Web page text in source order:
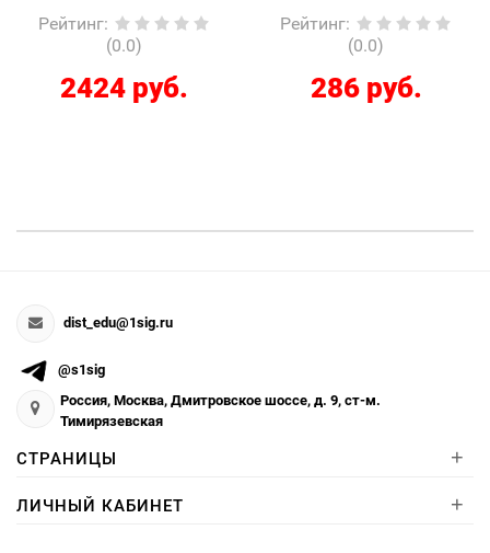
Рейтинг:
(0.0)
2424 руб.
Рейтинг:
(0.0)
286 руб.
dist_edu@1sig.ru
@s1sig
Россия, Москва, Дмитровское шоссе, д. 9, ст-м.
Тимирязевская
СТРАНИЦЫ +
ЛИЧНЫЙ КАБИНЕТ +